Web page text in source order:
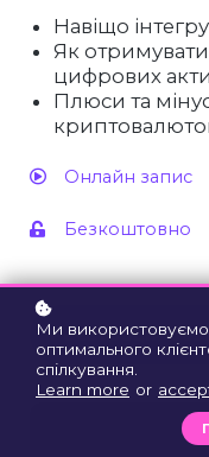
Навіщо
Як
цифрових
Плюси та
Онлайн запис
Безкоштовно
Реєстрація
Ми
оптимального
спілкування.
Learn more or